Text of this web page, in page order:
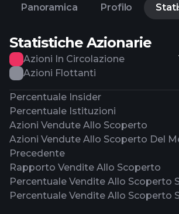
Panoramica Profilo
Statistiche Azionarie
Azioni In Circolazione
Azioni Flottanti
Percentuale Insider
Percentuale Istituzioni
Azioni Vendute Allo Scoperto
Azioni Vendute Allo Scoperto Del
Precedente
Rapporto Vendite Allo Scoperto
Percentuale Vendite Allo Scoperto
Percentuale Vendite Allo Scoperto